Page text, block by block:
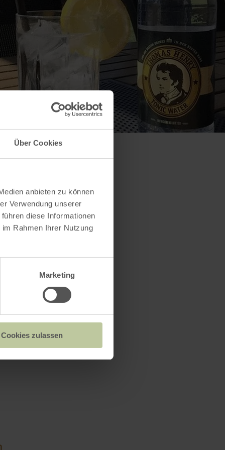
Über Cookies
anbieten zu können
Verwendung unserer
diese Informationen
Rahmen Ihrer Nutzung
Marketing
Cookies zulassen